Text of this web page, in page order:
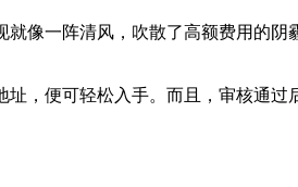
像一阵清风，吹散了高额费用的阴
，便可轻松入手。而且，审核通过